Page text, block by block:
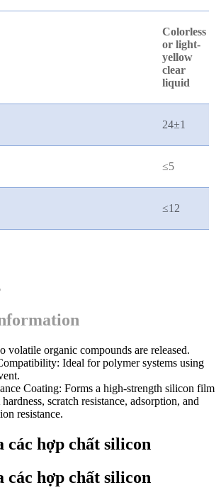
Colorless
or light-
yellow
clear
liquid
24±1
≤5
≤12
volatile organic compounds are released.
Ideal for polymer systems using
Coating: Forms a high-strength silicon film
scratch resistance, adsorption, and
resistance.
các hợp chất silicon
các hợp chất silicon